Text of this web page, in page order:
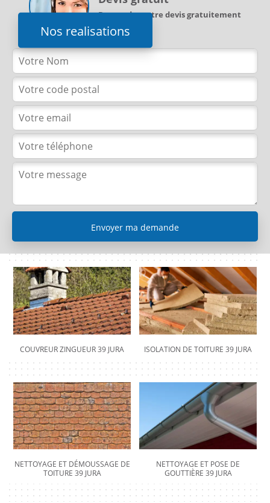
Nos realisations
Demandez votre devis gratuitement
COUVREUR ZINGUEUR 39 JURA ISOLATION DE TOITURE 39 JURA
NETTOYAGE ET DÉMOUSSAGE DE
TOITURE 39 JURA
NETTOYAGE ET POSE DE
GOUTTIÈRE 39 JURA